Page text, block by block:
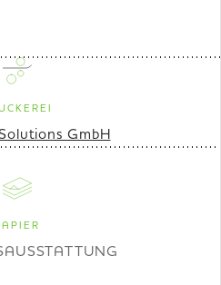
GmbH